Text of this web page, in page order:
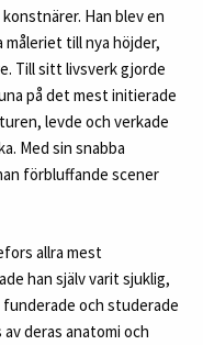
Han blev en
till nya höjder,
Till sitt livsverk gjorde
på det mest initierade
levde och verkade
Med sin snabba
förbluffande scener
allra mest
han själv varit sjuklig,
och studerade
deras anatomi och